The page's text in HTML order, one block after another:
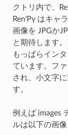
クトリ内で、
Ren'Py はキャ
画像を JPGか
と期待します
もっぱらイン
ています。フ
され、小文字
す。
例えば images
ルは以下の画像